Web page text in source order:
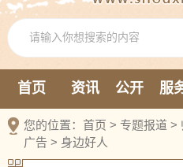
首页 资讯 公开 服
新媒体
您的位置： 首页 > 专题报道 >
广告 > 身边好人